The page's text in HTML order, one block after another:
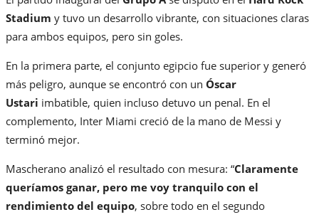
Stadium y tuvo un desarrollo vibrante, con situaciones claras
para ambos equipos, pero sin goles.
En la primera parte, el conjunto egipcio fue superior y generó
más peligro, aunque se encontró con un Óscar
Ustari imbatible, quien incluso detuvo un penal. En el
complemento, Inter Miami creció de la mano de Messi y
terminó mejor.
Mascherano analizó el resultado con mesura: “Claramente
queríamos ganar, pero me voy tranquilo con el
rendimiento del equipo, sobre todo en el segundo